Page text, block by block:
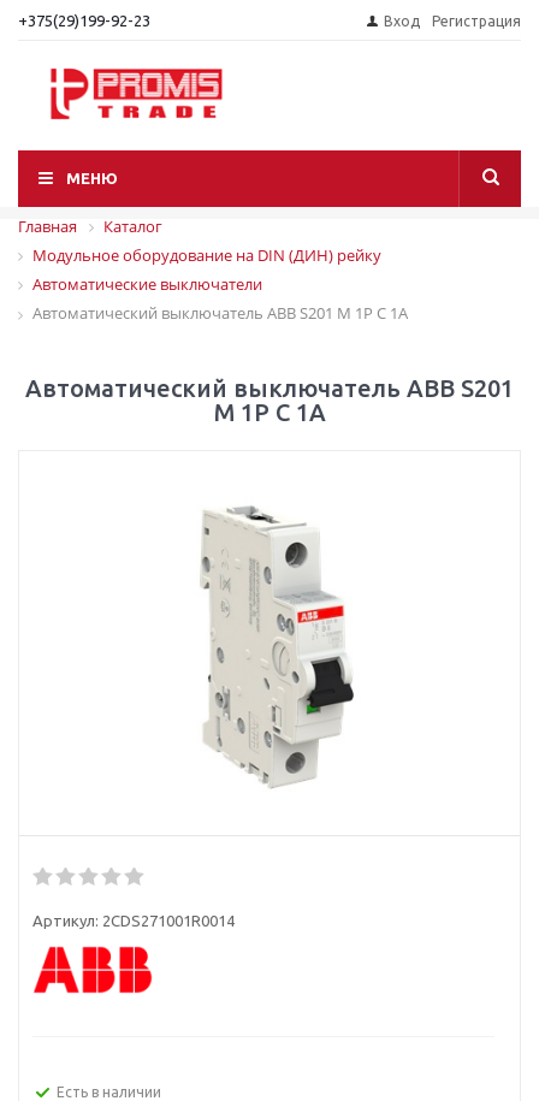
+375(29)199-92-23 Вход Регистрация
МЕНЮ
Главная
Каталог
Модульное оборудование на DIN (ДИН) рейку
Автоматические выключатели
Автоматический выключатель ABB S201 M 1P C 1A
Автоматический выключатель ABB S201
M 1P C 1A
Артикул: 2CDS271001R0014
Есть в наличии